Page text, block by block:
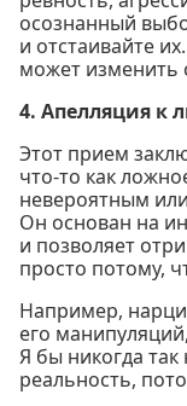
осознанный
и отстаивайте
может изменить
4. Апелляция к
Этот прием
что-то как
невероятным
Он основан на
и позволяет
просто потому,
Например,
его
Я бы никогда
реальность,